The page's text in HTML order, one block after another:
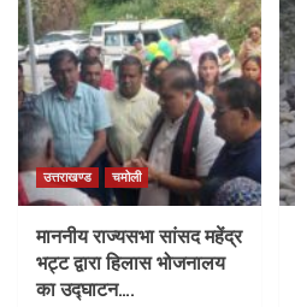
उत्तराखण्ड चमोली
माननीय राज्यसभा सांसद महेंद्र
भट्ट द्वारा हिलास भोजनालय
का उद्घाटन….